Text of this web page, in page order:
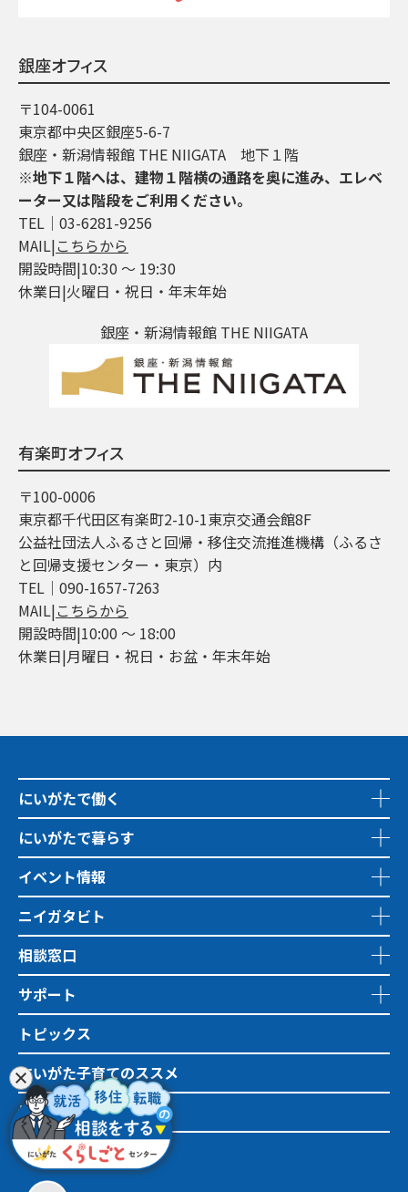
銀座オフィス
〒104-0061
東京都中央区銀座5-6-7
銀座・新潟情報館 THE NIIGATA 地下１階
※地下１階へは、建物１階横の通路を奥に進み、エレベ
ーター又は階段をご利用ください。
TEL│03-6281-9256
MAIL|こちらから
開設時間|10:30 ～ 19:30
休業日|火曜日・祝日・年末年始
銀座・新潟情報館 THE NIIGATA
有楽町オフィス
〒100-0006
東京都千代田区有楽町2-10-1東京交通会館8F
公益社団法人ふるさと回帰・移住交流推進機構（ふるさ
と回帰支援センター・東京）内
TEL│090-1657-7263
MAIL|こちらから
開設時間|10:00 ～ 18:00
休業日|月曜日・祝日・お盆・年末年始
にいがたで働く
にいがたで暮らす
イベント情報
ニイガタビト
相談窓口
サポート
トピックス
にいがた子育てのススメ
地域おこし協力隊
市町村情報